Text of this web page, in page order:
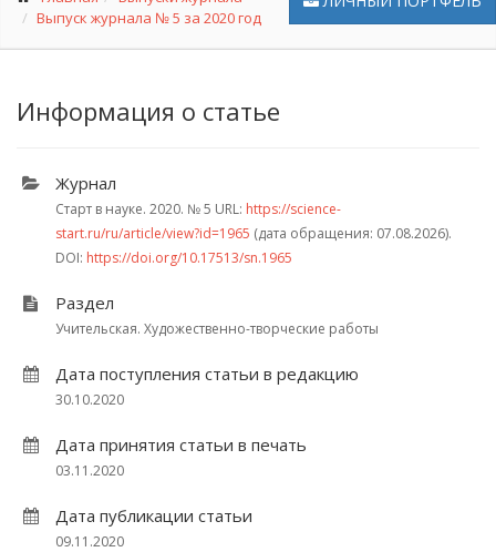
Выпуск журнала № 5 за 2020 год
Информация о статье
Журнал
Старт в науке. 2020. № 5 URL: https://science-
start.ru/ru/article/view?id=1965 (дата обращения: 07.08.2026).
DOI: https://doi.org/10.17513/sn.1965
Раздел
Учительская. Художественно-творческие работы
Дата поступления статьи в редакцию
30.10.2020
Дата принятия статьи в печать
03.11.2020
Дата публикации статьи
09.11.2020